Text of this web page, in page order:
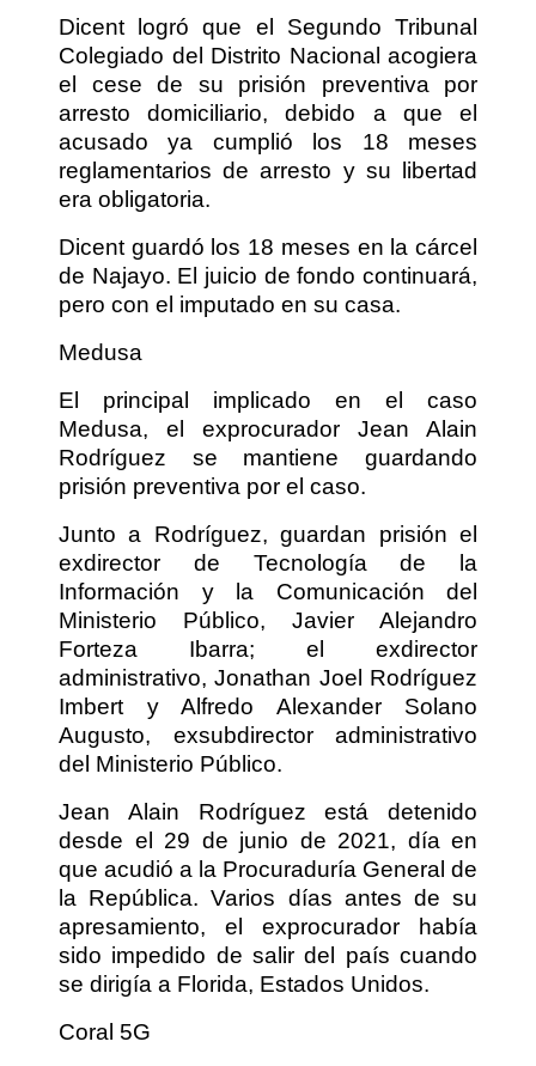
Dicent logró que el Segundo Tribunal
Colegiado del Distrito Nacional acogiera
el cese de su prisión preventiva por
arresto domiciliario, debido a que el
acusado ya cumplió los 18 meses
reglamentarios de arresto y su libertad
era obligatoria.
Dicent guardó los 18 meses en la cárcel
de Najayo. El juicio de fondo continuará,
pero con el imputado en su casa.
Medusa
El principal implicado en el caso
Medusa, el exprocurador Jean Alain
Rodríguez se mantiene guardando
prisión preventiva por el caso.
Junto a Rodríguez, guardan prisión el
exdirector de Tecnología de la
Información y la Comunicación del
Ministerio Público, Javier Alejandro
Forteza Ibarra; el exdirector
administrativo, Jonathan Joel Rodríguez
Imbert y Alfredo Alexander Solano
Augusto, exsubdirector administrativo
del Ministerio Público.
Jean Alain Rodríguez está detenido
desde el 29 de junio de 2021, día en
que acudió a la Procuraduría General de
la República. Varios días antes de su
apresamiento, el exprocurador había
sido impedido de salir del país cuando
se dirigía a Florida, Estados Unidos.
Coral 5G